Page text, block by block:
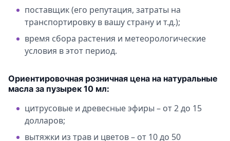
поставщик (его репутация, затраты на
транспортировку в вашу страну и т.д.);
время сбора растения и метеорологические
условия в этот период.
Ориентировочная розничная цена на натуральные
масла за пузырек 10 мл:
цитрусовые и древесные эфиры – от 2 до 15
долларов;
вытяжки из трав и цветов – от 10 до 50